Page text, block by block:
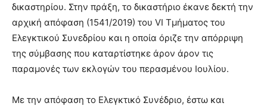
δικαστηρίου. Στην πράξη, το δικαστήριο έκανε δεκτή την
αρχική απόφαση (1541/2019) του VI Τμήματος του
Ελεγκτικού Συνεδρίου και η οποία όριζε την απόρριψη
της σύμβασης που καταρτίστηκε άρον άρον τις
παραμονές των εκλογών του περασμένου Ιουλίου.
Με την απόφαση το Ελεγκτικό Συνέδριο, έστω και